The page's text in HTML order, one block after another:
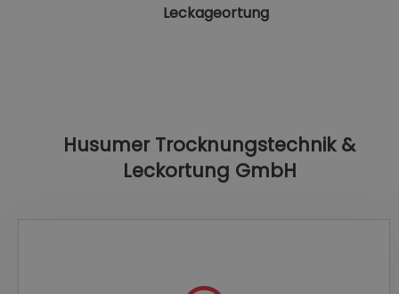
Leckageortung
Husumer Trocknungstechnik &
Leckortung GmbH